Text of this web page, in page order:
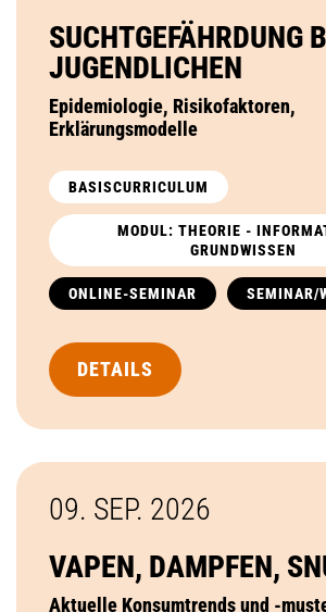
SUCHTGEFÄHRDUNG
JUGENDLICHEN
Epidemiologie, Risikofaktoren,
Erklärungsmodelle
BASISCURRICULUM
MODUL: THEORIE -
GRUNDWISSEN
ONLINE-SEMINAR SEMINAR/
DETAILS
09. SEP. 2026
VAPEN, DAMPFEN,
Aktuelle Konsumtrends und -